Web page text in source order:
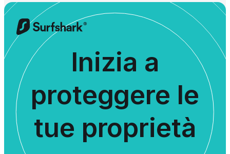
Inizia a
proteggere le
tue proprietà